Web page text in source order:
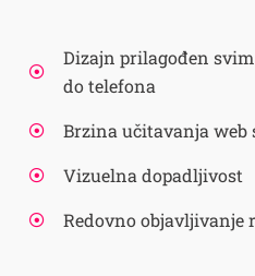
Dizajn prilagođen
do telefona
Brzina učitavanja web
Vizuelna dopadljivost
Redovno objavljivanje